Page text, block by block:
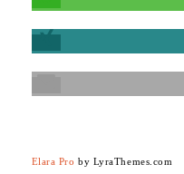
Elara Pro by LyraThemes.com